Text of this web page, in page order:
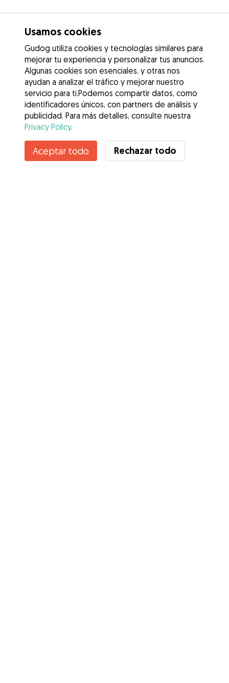
Contacta con Yvette
¿Conoces los Beneficios de Gudog? Ver más
Usamos cookies
Gudog utiliza cookies y tecnologías similares para
mejorar tu experiencia y personalizar tus anuncios.
Algunas cookies son esenciales, y otras nos
ayudan a analizar el tráfico y mejorar nuestro
servicio para ti.Podemos compartir datos, como
identificadores únicos, con partners de análisis y
publicidad. Para más detalles, consulte nuestra
Privacy Policy.
Aceptar todo Rechazar todo